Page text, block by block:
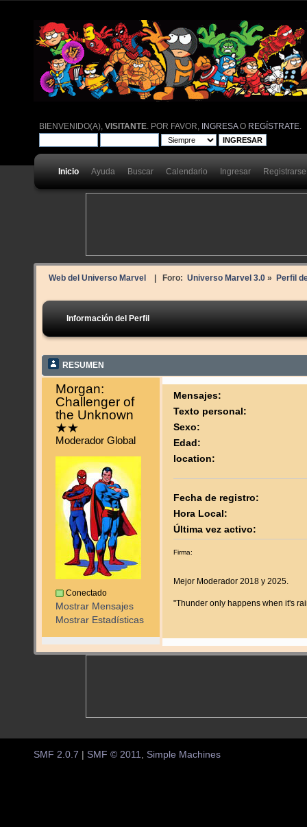
BIENVENIDO(A),VISITANTE . POR FAVOR, INGRESAO REGÍSTRATE
Inicio Ayuda Buscar Calendario Ingresar Registrarse
Web del Universo Marvel | Foro: Universo Marvel 3.0» Perfil
Información del Perfil
RESUMEN
Morgan:
Challenger of
the Unknown
★★
Moderador Global
Conectado
Mostrar Mensajes
Mostrar Estadísticas
Mensajes:
Texto personal:
Sexo:
Edad:
location:
Fecha de registro:
Hora Local:
Última vez activo:
Firma:
Mejor Moderador 2018 y 2025.
"Thunder only happens when it's
SMF 2.0.7 SMF © 2011, Simple Machines